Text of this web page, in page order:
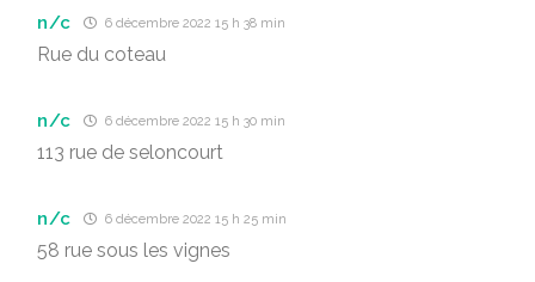
n/c 6 décembre 2022 15 h 38 min
Rue du coteau
n/c 6 décembre 2022 15 h 30 min
113 rue de seloncourt
n/c 6 décembre 2022 15 h 25 min
58 rue sous les vignes